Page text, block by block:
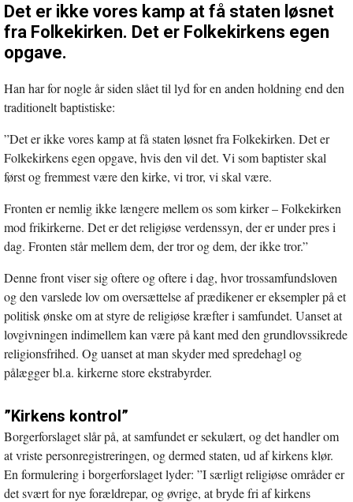
Det er ikke vores kamp at få staten løsnet
fra Folkekirken. Det er Folkekirkens egen
opgave.
Han har for nogle år siden slået til lyd for en anden holdning end den
traditionelt baptistiske:
”Det er ikke vores kamp at få staten løsnet fra Folkekirken. Det er
Folkekirkens egen opgave, hvis den vil det. Vi som baptister skal
først og fremmest være den kirke, vi tror, vi skal være.
Fronten er nemlig ikke længere mellem os som kirker – Folkekirken
mod frikirkerne. Det er det religiøse verdenssyn, der er under pres i
dag. Fronten står mellem dem, der tror og dem, der ikke tror.”
Denne front viser sig oftere og oftere i dag, hvor trossamfundsloven
og den varslede lov om oversættelse af prædikener er eksempler på et
politisk ønske om at styre de religiøse kræfter i samfundet. Uanset at
lovgivningen indimellem kan være på kant med den grundlovssikrede
religionsfrihed. Og uanset at man skyder med spredehagl og
pålægger bl.a. kirkerne store ekstrabyrder.
”Kirkens kontrol”
Borgerforslaget slår på, at samfundet er sekulært, og det handler om
at vriste personregistreringen, og dermed staten, ud af kirkens klør.
En formulering i borgerforslaget lyder: ”I særligt religiøse områder er
det svært for nye forældrepar, og øvrige, at bryde fri af kirkens